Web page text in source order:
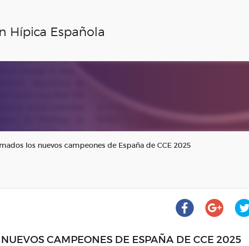
Hípica Española
los nuevos campeones de España de CCE 2025
CAMPEONES DE ESPAÑA DE CCE 2025